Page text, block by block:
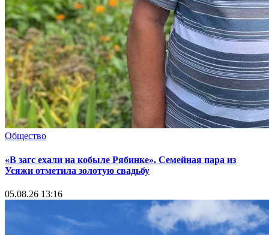
Общество
«В загс ехали на кобыле Рябинке». Семейная пара из
Усяжи отметила золотую свадьбу
05.08.26 13:16